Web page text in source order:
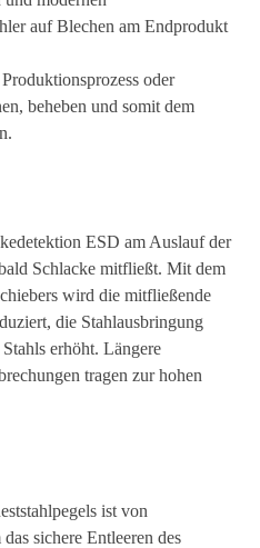
auf Blechen am Endprodukt
oder
beheben und somit dem
ESD am Auslauf der
Schlacke mitfließt. Mit dem
wird die mitfließende
die Stahlausbringung
erhöht. Längere
tragen zur hohen
ist von
sichere Entleeren des